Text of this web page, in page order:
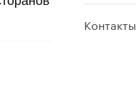
Контакты